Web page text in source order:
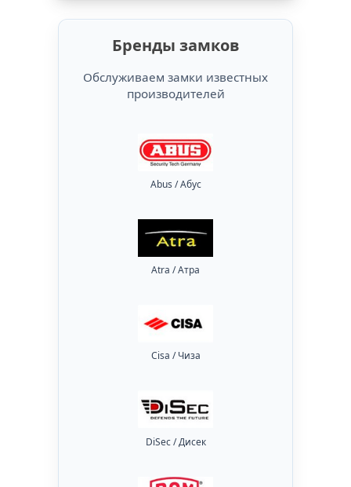
Бренды замков
Обслуживаем замки известных
производителей
Abus / Абус
Atra / Атра
Cisa / Чиза
DiSec / Дисек